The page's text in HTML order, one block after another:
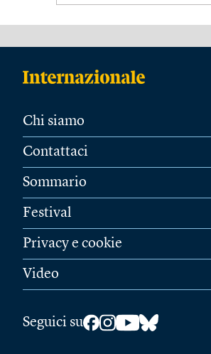
Chi siamo
Contattaci
Sommario
Festival
Privacy e cookie
Video
Seguici su